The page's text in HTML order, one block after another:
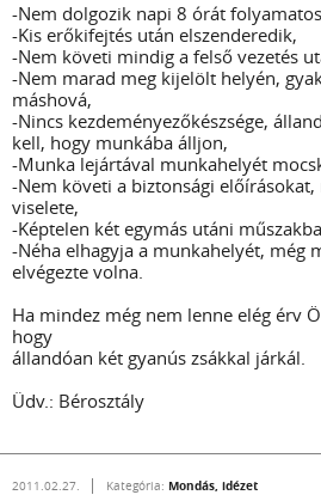
-Nem dolgozik napi 8 órát
-Kis erőkifejtés után elszenderedik,
-Nem követi mindig a felső vezetés
-Nem marad meg kijelölt helyén,
máshová,
-Nincs kezdeményezőkészsége,
kell, hogy munkába álljon,
-Munka lejártával munkahelyét
-Nem követi a biztonsági
viselete,
-Képtelen két egymás utáni
-Néha elhagyja a munkahelyét, még
elvégezte volna.
Ha mindez még nem lenne elég érv
hogy
állandóan két gyanús zsákkal járkál.
Üdv.: Bérosztály
2011.02.27. Kategória: Mondás, idézet